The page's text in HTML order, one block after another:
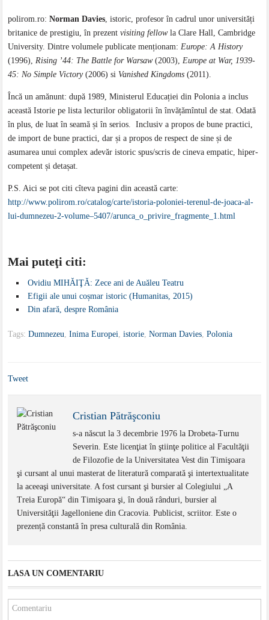
polirom.ro:Norman Davies, istoric, profesor în cadrul unor universități
britanice de prestigiu, în prezentvisiting fellowla Clare Hall, Cambridge
University. Dintre volumele publicate menționam:Europe: A History
(1996),Rising ’44: The Battle for Warsaw(2003),Europe at War, 1939-
45: No Simple Victory(2006) si Vanished Kingdoms(2011).
Încă un amănunt: după 1989, Ministerul Educației din Polonia a inclus
această Istorie pe lista lecturilor obligatorii în învățămîntul de stat. Odată
în plus, de luat în seamă și în serios. Inclusiv a propos de bune practici,
de import de bune practici, dar și a propos de respect de sine și de
asumarea unui complex adevăr istoric spus/scris de cineva empatic, hiper-
competent și detașat.
P.S. Aici se pot citi cîteva pagini din această carte:
http://www.polirom.ro/catalog/carte/istoria-poloniei-terenul-de-joaca-al-
lui-dumnezeu-2-volume–5407/arunca_o_privire_fragmente_1.html
Mai puteţi citi:
Ovidiu MIHĂIŢĂ: Zece ani de Auăleu Teatru
Efigii ale unui coșmar istoric (Humanitas, 2015)
Din afară, despre România
Tags:Dumnezeu,Inima Europei,istorie,Norman Davies,Polonia
Tweet
Cristian Pătrăşconiu
s-a născut la 3 decembrie 1976 la Drobeta-Turnu
Severin. Este licenţiat în ştiinţe politice al Facultăţii
de Filozofie de la Universitatea Vest din Timişoara
şi cursant al unui masterat de literatură comparată şi intertextualitate
la aceeaşi universitate. A fost cursant şi bursier al Colegiului „A
Treia Europă“ din Timişoara şi, în două rânduri, bursier al
Universităţii Jagelloniene din Cracovia. Publicist, scriitor. Este o
prezență constantă în presa culturală din România.
LASA UN COMENTARIU